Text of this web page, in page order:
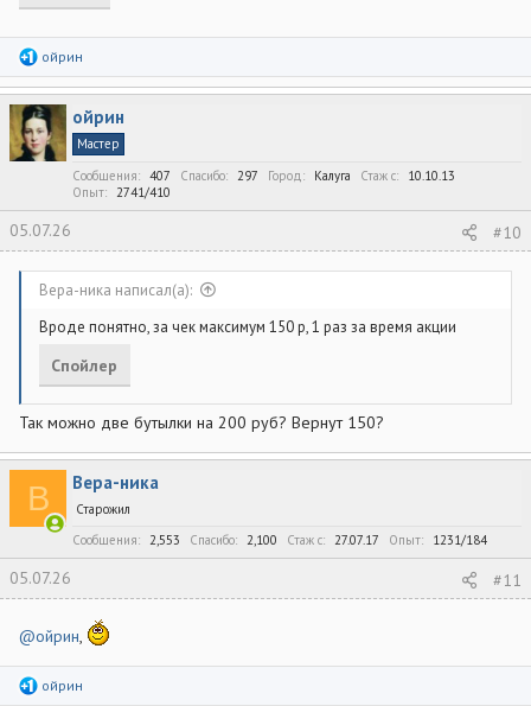
Р
а
к
ц
и
и
ойрин
ойрин
Мастер
Сообщения
407 Спасибо 297 Город Калуга Стаж c
10.10.13
Опыт
2741/410
05.07.26 #10
Вера-ника написал(а):
Вроде понятно, за чек максимум 150 р, 1 раз за время акции
Спойлер
Так можно две бутылки на 200 руб? Вернут 150?
В Вера-ника
Старожил
Сообщения
2,553 Спасибо 2,100 Стаж c 27.07.17 Опыт 1231/184
05.07.26 #11
@ойрин,
Р
ойрин